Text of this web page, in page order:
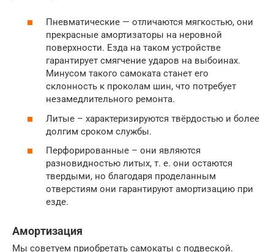
Пневматические — отличаются мягкостью, они
прекрасные амортизаторы на неровной
поверхности. Езда на таком устройстве
гарантирует смягчение ударов на выбоинах.
Минусом такого самоката станет его
склонность к проколам шин, что потребует
незамедлительного ремонта.
Литые – характеризируются твёрдостью и более
долгим сроком службы.
Перфорированные – они являются
разновидностью литых, т. е. они остаются
твердыми, но благодаря проделанным
отверстиям они гарантируют амортизацию при
езде.
Амортизация
Мы советуем приобретать самокаты с подвеской.